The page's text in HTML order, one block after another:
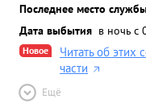
Последнее место службы
Дата выбытия в ночь с
Новое
Читать об этих
части
Ещё